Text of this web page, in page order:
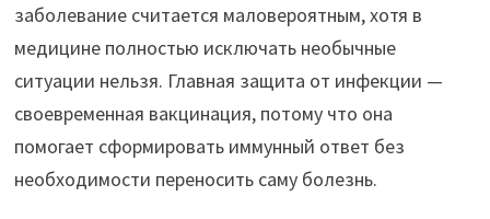
заболевание считается маловероятным, хотя в
медицине полностью исключать необычные
ситуации нельзя. Главная защита от инфекции —
своевременная вакцинация, потому что она
помогает сформировать иммунный ответ без
необходимости переносить саму болезнь.